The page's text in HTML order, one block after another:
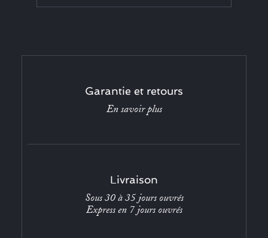
Garantie et retours
En savoir plus
Livraison
Sous 30 à 35 jours ouvrés
Express en 7 jours ouvrés